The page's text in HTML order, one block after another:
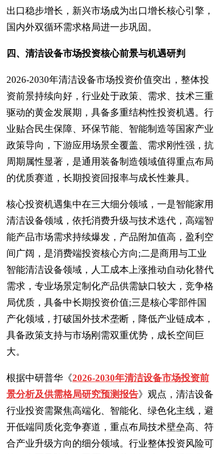
出口稳步增长，新兴市场成为出口增长核心引擎，
国内外双循环需求格局进一步巩固。
四、清洁设备市场投资核心前景与机遇研判
2026-2030年清洁设备市场投资价值突出，整体投
资前景持续向好，行业处于政策、需求、技术三重
驱动的黄金发展期，具备多重结构性投资机遇。行
业贴合民生保障、环保节能、智能制造等国家产业
政策导向，下游应用场景全覆盖、需求刚性强，抗
周期属性显著，是通用装备制造领域值得重点布局
的优质赛道，长期投资回报率与成长性兼具。
核心投资机遇集中在三大细分领域，一是智能家用
清洁设备领域，依托消费升级与技术迭代，高端智
能产品市场需求持续爆发，产品附加值高，盈利空
间广阔，是消费端投资核心方向;二是商用与工业
智能清洁设备领域，人工成本上涨推动自动化替代
需求，专业场景定制化产品供需缺口较大，竞争格
局优质，具备中长期投资价值;三是核心零部件国
产化领域，打破国外技术垄断，降低产业链成本，
具备政策支持与市场刚需双重优势，成长空间巨
大。
根据中研普华 《2026-2030年清洁设备市场投资前
景分析及供需格局研究预测报告》 观点，清洁设备
行业投资需聚焦高端化、智能化、绿色化主线，避
开低端同质化竞争赛道，重点布局技术壁垒高、符
合产业升级方向的细分领域。行业整体投资风险可